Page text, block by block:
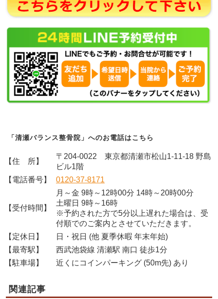
「清瀬バランス整骨院」へのお電話はこちら
【住 所】
〒204-0022 東京都清瀬市松山1-11-18 野島
ビル1階
【電話番号】
0120-37-8171
【受付時間】
月～金 9時～12時00分 14時～20時00分
土曜日 9時～16時
※予約された方で5分以上遅れた場合は、受
付順でのご案内とさせていただきます。
【定休日】
日・祝日 (他 夏季休暇 年末年始)
【最寄駅】
西武池袋線 清瀬駅 南口 徒歩1分
【駐車場】
近くにコインパーキング (50m先) あり
関連記事